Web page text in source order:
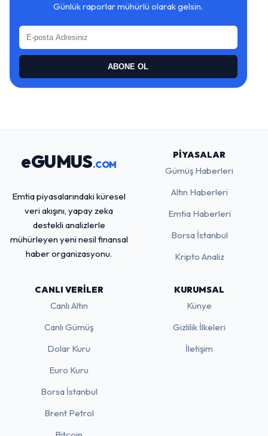
Günlük raporlar mühürlü olarak gelsin.
ABONE OL
eGUMUS.COM
Emtia piyasalarındaki küresel
veri akışını, yapay zeka
destekli analizlerle
mühürleyen yeni nesil finansal
haber organizasyonu.
PIYASALAR
Gümüş Haberleri
Altın Haberleri
Emtia Haberleri
Borsa İstanbul
Kripto Analiz
CANLI VERILER
Canlı Altın
Canlı Gümüş
Dolar Kuru
Euro Kuru
Borsa İstanbul
Brent Petrol
KURUMSAL
Künye
Gizlilik İlkeleri
İletişim